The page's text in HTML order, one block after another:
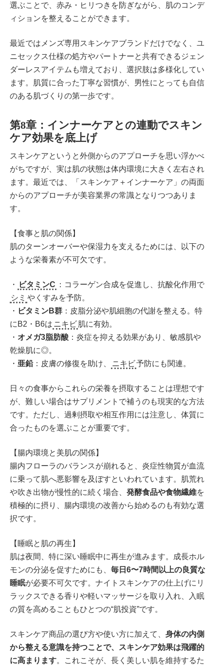
選ぶことで、赤み・ヒリつきを防ぎながら、肌のコンデ
ィションを整えることができます。
最近ではメンズ専用スキンケアブランドだけでなく、ユ
ニセックス仕様の処方やパートナーと共有できるジェン
ダーレスアイテムも増えており、選択肢は多様化してい
ます。肌質に合った丁寧な習慣が、男性にとっても自信
のある肌づくりの第一歩です。
第8章：インナーケアとの連動でスキン
ケア効果を底上げ
スキンケアというと外側からのアプローチを思い浮かべ
がちですが、実は肌の状態は体内環境に大きく左右され
ます。最近では、「スキンケア＋インナーケア」の両面
からのアプローチが美容業界の常識となりつつありま
す。
【食事と肌の関係】
肌のターンオーバーや保湿力を支えるためには、以下の
ような栄養素が不可欠です。
・ ビタミンC ：コラーゲン合成を促進し、抗酸化作用で
シミ やくすみを予防。
・ ビタミンB群 ：皮脂分泌や肌細胞の代謝を整える。特
にB2・B6は ニキビ 肌に有効。
・ オメガ3脂肪酸 ：炎症を抑える効果があり、敏感肌や
乾燥肌に◎。
・ 亜鉛：皮膚の修復を助け、 ニキビ予防にも関連。
日々の食事からこれらの栄養を摂取することは理想です
が、難しい場合はサプリメントで補うのも現実的な方法
です。ただし、過剰摂取や相互作用には注意し、体質に
合ったものを選ぶことが重要です。
【腸内環境と美肌の関係】
腸内フローラのバランスが崩れると、炎症性物質が血流
に乗って肌へ悪影響を及ぼすといわれています。肌荒れ
や吹き出物が慢性的に続く場合、 発酵食品や食物繊維を
積極的に摂り、腸内環境の改善から始めるのも有効な選
択です。
【睡眠と肌の再生】
肌は夜間、特に深い睡眠中に再生が進みます。成長ホル
モンの分泌を促すためにも、 毎日6〜7時間以上の良質な
睡眠が必要不可欠です。ナイトスキンケアの仕上げにリ
ラックスできる香りや軽いマッサージを取り入れ、入眠
の質を高めることもひとつの“肌投資”です。
スキンケア商品の選び方や使い方に加えて、 身体の内側
から整える意識を持つことで、スキンケア効果は飛躍的
に高まります。これこそが、長く美しい肌を維持するた